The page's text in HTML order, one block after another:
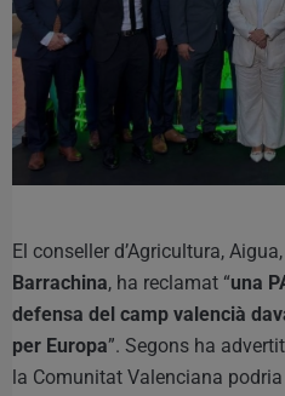
El conseller d’Agricultura,
Barrachina, ha reclamat “una
defensa del camp valencià
per Europa”. Segons ha
la Comunitat Valenciana